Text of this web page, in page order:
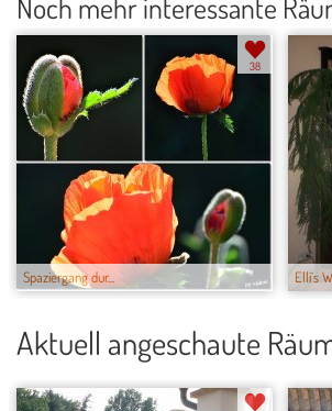
Spaziergang dur...
38
Elli´s
Aktuell angeschaute